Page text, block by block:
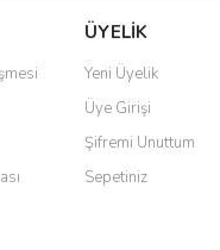
ÜYELİK
Yeni Üyelik
Üye Girişi
Şifremi Unuttum
Sepetiniz